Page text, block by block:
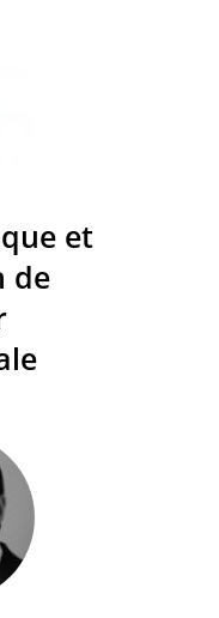
et
de